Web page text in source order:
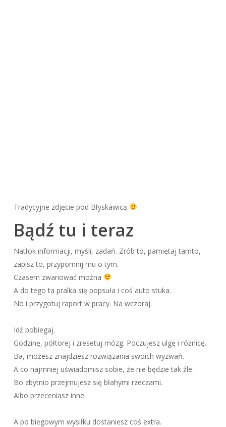
Tradycyjne zdjęcie pod Błyskawicą
Bądź tu i teraz
Natłok informacji, myśli, zadań. Zrób to, pamiętaj tamto,
zapisz to, przypomnij mu o tym.
Czasem zwariować można
A do tego ta pralka się popsuła i coś auto stuka.
No i przygotuj raport w pracy. Na wczoraj.
Idź pobiegaj.
Godzinę, półtorej i zresetuj mózg. Poczujesz ulgę i różnicę.
Ba, możesz znajdziesz rozwiązania swoich wyzwań.
A co najmniej uświadomisz sobie, że nie będzie tak źle.
Bo zbytnio przejmujesz się błahymi rzeczami.
Albo przeceniasz inne.
A po biegowym wysiłku dostaniesz coś extra.